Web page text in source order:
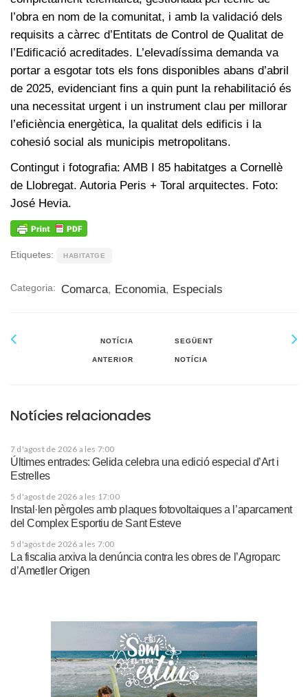
l’obra en nom de la comunitat, i amb la validació dels
requisits a càrrec d’Entitats de Control de Qualitat de
l’Edificació acreditades. L’elevadíssima demanda va
portar a esgotar tots els fons disponibles abans d’abril
de 2025, evidenciant fins a quin punt la rehabilitació és
una necessitat urgent i un instrument clau per millorar
l’eficiència energètica, la qualitat dels edificis i la
cohesió social als municipis metropolitans.
Contingut i fotografia: AMB I 85 habitatges a Cornellè
de Llobregat. Autoria Peris + Toral arquitectes. Foto:
José Hevia.
Etiquetes: HABITATGE
Categoria: Comarca, Economia, Especials
NOTÍCIA
ANTERIOR
SEGÜENT
NOTÍCIA
Notícies relacionades
7 d'agost de 2026 a les 7:00
Últimes entrades: Gelida celebra una edició especial d’Art i
Estrelles
5 d'agost de 2026 a les 17:00
Instal·len pèrgoles amb plaques fotovoltaiques a l’aparcament
del Complex Esportiu de Sant Esteve
5 d'agost de 2026 a les 7:00
La fiscalia arxiva la denúncia contra les obres de l’Agroparc
d’Ametller Origen